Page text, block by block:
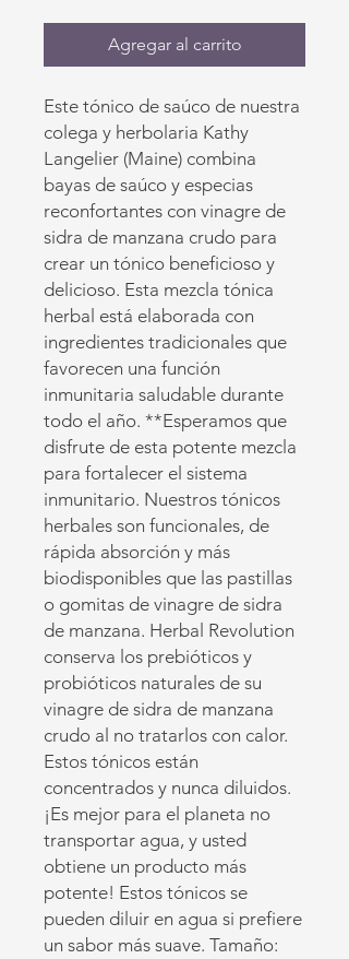
Agregar al carrito
Este tónico de saúco de nuestra
colega y herbolaria Kathy
Langelier (Maine) combina
bayas de saúco y especias
reconfortantes con vinagre de
sidra de manzana crudo para
crear un tónico beneficioso y
delicioso. Esta mezcla tónica
herbal está elaborada con
ingredientes tradicionales que
favorecen una función
inmunitaria saludable durante
todo el año. **Esperamos que
disfrute de esta potente mezcla
para fortalecer el sistema
inmunitario. Nuestros tónicos
herbales son funcionales, de
rápida absorción y más
biodisponibles que las pastillas
o gomitas de vinagre de sidra
de manzana. Herbal Revolution
conserva los prebióticos y
probióticos naturales de su
vinagre de sidra de manzana
crudo al no tratarlos con calor.
Estos tónicos están
concentrados y nunca diluidos.
¡Es mejor para el planeta no
transportar agua, y usted
obtiene un producto más
potente! Estos tónicos se
pueden diluir en agua si prefiere
un sabor más suave. Tamaño: